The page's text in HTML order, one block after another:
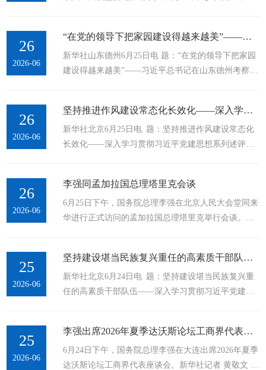
近平在人民大会堂会见柬埔寨人民党主席、...
26
2026-06
“在党的领导下把家园建设得越来越美”——习近平总书记在山东德州考察纪实
新华社山东德州6月25日电 题：“在党的领导下把家园
建设得越来越美”——习近平总书记在山东德州考察纪
一派播种的忙碌景象。...
26
2026-06
坚持推进作风建设常态化长效化——深入学习贯彻习近平党建思想系列述评之十
新华社北京6月25日电 题：坚持推进作风建设常态化
长效化——深入学习贯彻习近平党建思想系列述评之
想“十四个坚持”...
26
2026-06
李强同孟加拉国总理塔里克会谈
6月25日下午，国务院总理李强在北京人民大会堂同来
华进行正式访问的孟加拉国总理塔里克举行会谈。新
同来华进行正式访问的孟加拉国总理塔里克举行会
谈。...
25
2026-06
坚持建设堪当民族复兴重任的高素质干部队伍——深入学习贯彻习近平党建...
新华社北京6月24日电 题：坚持建设堪当民族复兴重
任的高素质干部队伍——深入学习贯彻习近平党建思
想“十四个坚持”...
25
2026-06
李强出席2026年夏季达沃斯论坛工商界代表座谈会
6月24日下午，国务院总理李强在大连出席2026年夏季
达沃斯论坛工商界代表座谈会。新华社记者 黄敬文 摄